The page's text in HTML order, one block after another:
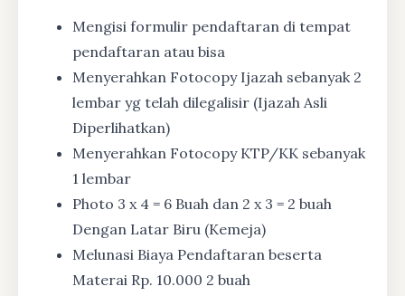
Mengisi formulir pendaftaran di tempat
pendaftaran atau bisa
Menyerahkan Fotocopy Ijazah sebanyak 2
lembar yg telah dilegalisir (Ijazah Asli
Diperlihatkan)
Menyerahkan Fotocopy KTP/KK sebanyak
1 lembar
Photo 3 x 4 = 6 Buah dan 2 x 3 = 2 buah
Dengan Latar Biru (Kemeja)
Melunasi Biaya Pendaftaran beserta
Materai Rp. 10.000 2 buah